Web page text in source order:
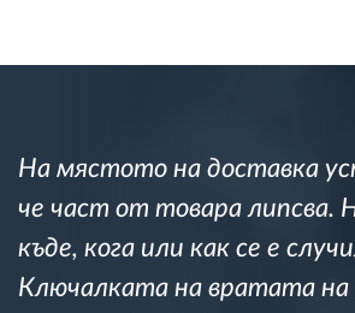
Дистанционно сваляне на
Управление на горивото
Планиране на маршрути и
На мястото на доставка
че част от товара липсва.
къде, кога или как се е
Ключалката на вратата на